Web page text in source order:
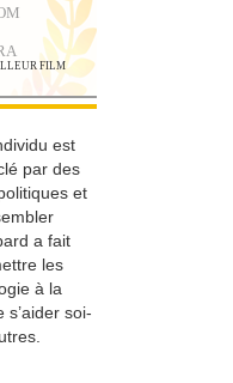
FILM
est
par des
et
a fait
les
à la
s’aider soi-